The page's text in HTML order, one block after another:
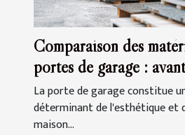
Comparaison des
portes de garage :
inconvénients
La porte de garage constitue
déterminant de l'esthétique et
maison...